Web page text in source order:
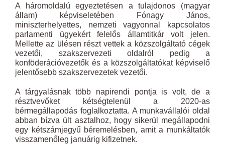
A háromoldalú egyeztetésen a tulajdonos (magyar
állam) képviseletében Fónagy János,
miniszterhelyettes, nemzeti vagyonnal kapcsolatos
parlamenti ügyekért felelős államtitkár
volt jelen.
Mellette az ülésen részt vettek a közszolgáltató cégek
vezetői, szakszervezeti oldalról pedig a
konföderációvezetők és a közszolgáltatókat képviselő
jelentősebb szakszervezetek vezetői.
A tárgyalásnak több napirendi pontja is volt, de a
résztvevőket kétségtelenül a 2020-as
bérmegállapodás foglalkoztatta. A munkavállalói oldal
abban bízva ült asztalhoz, hogy sikerül megállapodni
egy kétszámjegyű béremelésben, amit a munkáltatók
visszamenőleg januárig kifizetnek.